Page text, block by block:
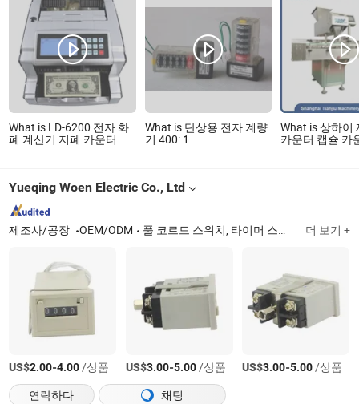
What is LD-6200 전자 화
폐 계산기 지폐 카운터 기
What is 단상용 전자 계량
기 400: 1
What is 상하이
카운터 캡슐 카
Yueqing Woen Electric Co., Ltd
제조사/공장 OEM/ODM 풀 코르드 스위치, 타이머 스위치, 자기 접촉기 더 보기 +
US$2.00-4.00/상품 US$3.00-5.00/상품 US$3.00-5.00/상품
연락하다
채팅